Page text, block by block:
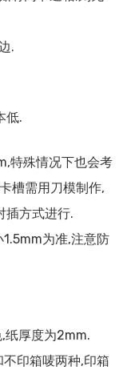
.
低.
特殊情况下也会考
槽需用刀模制作,
插方式进行.
为准,注意防
纸厚度为2mm.
印箱唛两种,印箱